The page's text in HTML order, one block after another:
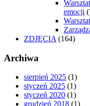
emocji
ZDJĘCIA (164)
Archiwa
sierpień 2025 (1)
styczeń 2025 (1)
styczeń 2020 (1)
grudzień 2018 (1)